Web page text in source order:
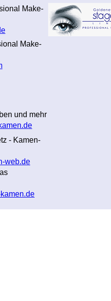
Make-
Make-
und mehr
- Kamen-
web.de